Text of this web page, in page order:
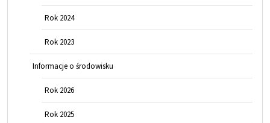
Rok 2024
Rok 2023
Informacje o środowisku
Rok 2026
Rok 2025